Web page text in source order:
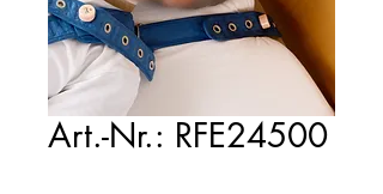
Art.-Nr.: RFE24500